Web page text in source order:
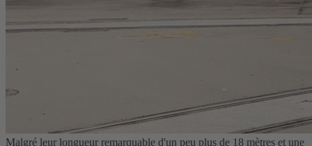
Malgré leur longueur remarquable d'un peu plus de 18 mètres et une